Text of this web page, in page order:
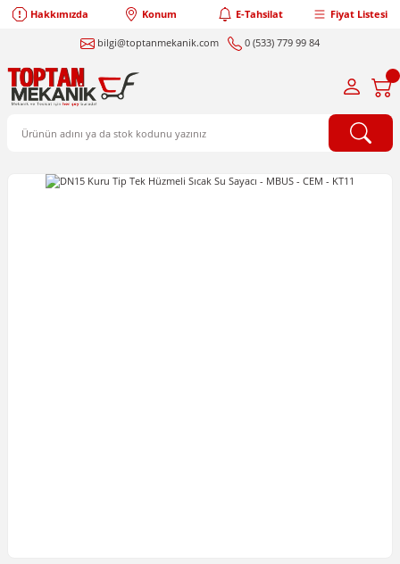
Hakkımızda Konum E-Tahsilat Fiyat Listesi
bilgi@toptanmekanik.com 0 (533) 779 99 84